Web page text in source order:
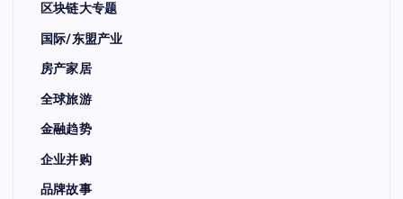
区块链大专题
国际/东盟产业
房产家居
全球旅游
金融趋势
企业并购
品牌故事